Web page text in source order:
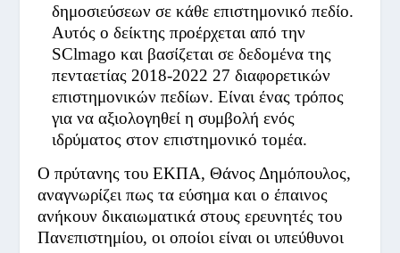
δημοσιεύσεων σε κάθε επιστημονικό πεδίο.
Αυτός ο δείκτης προέρχεται από την
SClmago και βασίζεται σε δεδομένα της
πενταετίας 2018-2022 27 διαφορετικών
επιστημονικών πεδίων. Είναι ένας τρόπος
για να αξιολογηθεί η συμβολή ενός
ιδρύματος στον επιστημονικό τομέα.
Ο πρύτανης του ΕΚΠΑ, Θάνος Δημόπουλος,
αναγνωρίζει πως τα εύσημα και ο έπαινος
ανήκουν δικαιωματικά στους ερευνητές του
Πανεπιστημίου, οι οποίοι είναι οι υπεύθυνοι